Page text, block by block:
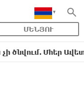
ՄԵՆՅՈՒ
Մհեր Ավետիսյան